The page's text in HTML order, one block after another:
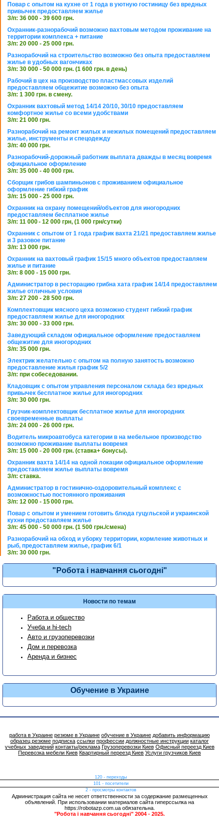
Повар с опытом на кухне от 1 года в уютную гостиницу без вредных
привычек предоставляем жилье
З/п: 36 000 - 39 600 грн.
Охранник-разнорабочий возможно вахтовым методом проживание на
территории комплекса + питание
З/п: 20 000 - 25 000 грн.
Разнорабочий на строительство возможно без опыта предоставляем
жилье в удобных вагончиках
З/п: 30 000 - 50 000 грн. (1 600 грн. в день)
Рабочий в цех на производство пластмассовых изделий
предоставляем общежитие возможно без опыта
З/п: 1 300 грн. в смену.
Охранник вахтовый метод 14/14 20/10, 30/10 предоставляем
комфортное жилье со всеми удобствами
З/п: 21 000 грн.
Разнорабочий на ремонт жилых и нежилых помещений предоставляем
жилье, инструменты и спецодежду
З/п: 40 000 грн.
Разнорабочий-дорожный работник выплата дважды в месяц вовремя
официальное оформление
З/п: 35 000 - 40 000 грн.
Сборщик грибов шампиньонов с проживанием официальное
оформление гибкий график
З/п: 15 000 - 25 000 грн.
Охранник на охрану помещений/объектов для иногородних
предоставляем бесплатное жилье
З/п: 11 000 - 12 000 грн, (1 000 грн/сутки)
Охранник с опытом от 1 года график вахта 21/21 предоставляем жилье
и 3 разовое питание
З/п: 13 000 грн.
Охранник на вахтовый график 15/15 много объектов предоставляем
жилье и питание
З/п: 8 000 - 15 000 грн.
Администратор в ресторацию грибна хата график 14/14 предоставляем
жилье отличные условия
З/п: 27 200 - 28 500 грн.
Комплектовщик мясного цеха возможно студент гибкий график
предоставляем жилье для иногородних
З/п: 30 000 - 33 000 грн.
Заведующий складом официальное оформление предоставляем
общежитие для иногородних
З/п: 35 000 грн.
Электрик желательно с опытом на полную занятость возможно
предоставление жилья график 5/2
З/п: при собеседовании.
Кладовщик с опытом управления персоналом склада без вредных
привычек бесплатное жилье для иногородних
З/п: 30 000 грн.
Грузчик-комплектовщик бесплатное жилье для иногородних
своевременные выплаты
З/п: 24 000 - 26 000 грн.
Водитель микроавтобуса категории в на мебельное производство
возможно проживание выплаты вовремя
З/п: 15 000 - 20 000 грн. (ставка+ бонусы).
Охранник вахта 14/14 на одной локации официальное оформление
предоставляем жилье выплаты вовремя
З/п: ставка.
Администратор в гостинично-оздоровительный комплекс с
возможностью постоянного проживания
З/п: 12 000 - 15 000 грн.
Повар с опытом и умением готовить блюда гуцульской и украинской
кухни предоставляем жилье
З/п: 45 000 - 50 000 грн. (1 500 грн./смена)
Разнорабочий на обход и уборку территории, кормление животных и
рыб, предоставляем жилье, график 6/1
З/п: 30 000 грн.
"Робота і навчання сьогодні"
Новости по темам
Работа и общество
Учеба и hi-tech
Авто и грузоперевозки
Дом и перевозка
Аренда и бизнес
Обучение в Украине
работа в Украине резюме в Украине обучение в Украине добавить информацию
образец резюме подписка ссылки профессии должностные инструкции каталог
учебных заведений контакты/реклама Грузоперевозки Киев Офисный переезд Киев
Перевозка мебели Киев Квартирный переезд Киев Услуги грузчиков Киев
120 - переходы
101 - посетители
2 - просмотры контактов
Администрация сайта не несет ответственности за содержание размещенных
объявлений. При использовании материалов сайта гиперссылка на
https://robotazp.com.ua обязательна.
"Робота і навчання сьогодні" 2004 - 2025.